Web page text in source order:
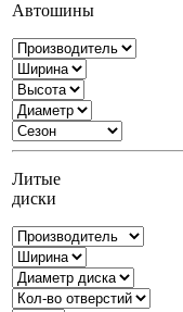
Автошины
Литые
диски